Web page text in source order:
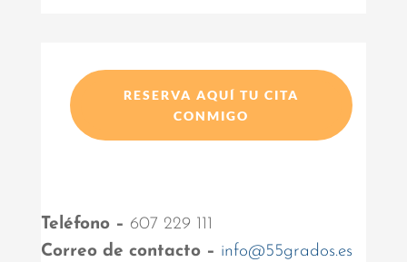
RESERVA AQUÍ TU CITA
CONMIGO
Teléfono – 607 229 111
Correo de contacto – info@55grados.es